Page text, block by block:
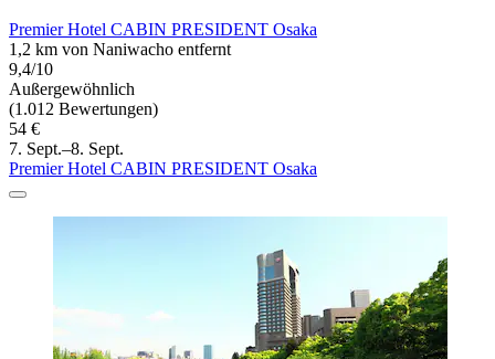
Premier Hotel CABIN PRESIDENT Osaka
1,2 km von Naniwacho entfernt
9,4/10
Außergewöhnlich
(1.012 Bewertungen)
54 €
7. Sept.–8. Sept.
Premier Hotel CABIN PRESIDENT Osaka